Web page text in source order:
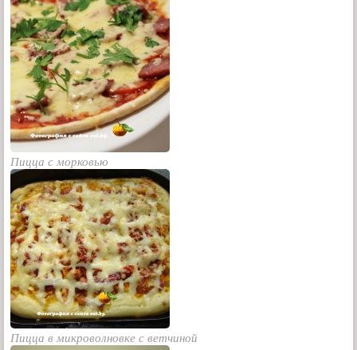
Пицца с морковью
Пицца в микроволновке с ветчиной